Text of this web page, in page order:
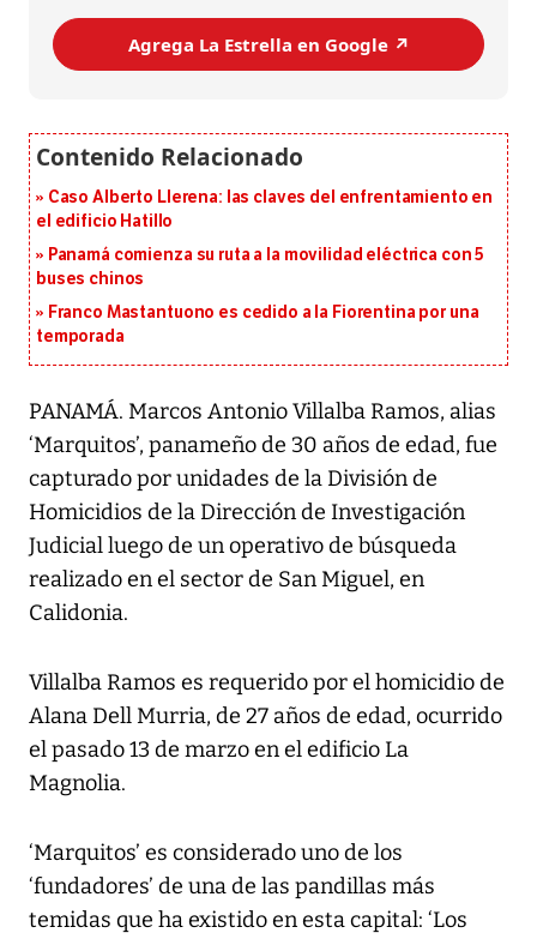
Agrega La Estrella en Google ↗️
Caso Alberto Llerena: las claves del enfrentamiento en
el edificio Hatillo
Panamá comienza su ruta a la movilidad eléctrica con 5
buses chinos
Franco Mastantuono es cedido a la Fiorentina por una
temporada
PANAMÁ. Marcos Antonio Villalba Ramos, alias
‘Marquitos’, panameño de 30 años de edad, fue
capturado por unidades de la División de
Homicidios de la Dirección de Investigación
Judicial luego de un operativo de búsqueda
realizado en el sector de San Miguel, en
Calidonia.
Villalba Ramos es requerido por el homicidio de
Alana Dell Murria, de 27 años de edad, ocurrido
el pasado 13 de marzo en el edificio La
Magnolia.
‘Marquitos’ es considerado uno de los
‘fundadores’ de una de las pandillas más
temidas que ha existido en esta capital: ‘Los